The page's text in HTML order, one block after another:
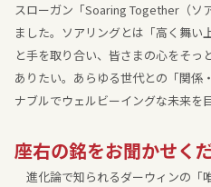
スローガン「Soaring Together（
ました。ソアリングとは「高く舞い
と手を取り合い、皆さまの心をそっ
ありたい。あらゆる世代との「関係
ナブルでウェルビーイングな未来を
座右の銘をお聞かせくだ
進化論で知られるダーウィンの「